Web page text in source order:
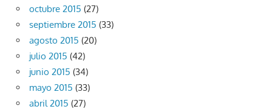
octubre 2015 (27)
septiembre 2015 (33)
agosto 2015 (20)
julio 2015 (42)
junio 2015 (34)
mayo 2015 (33)
abril 2015 (27)